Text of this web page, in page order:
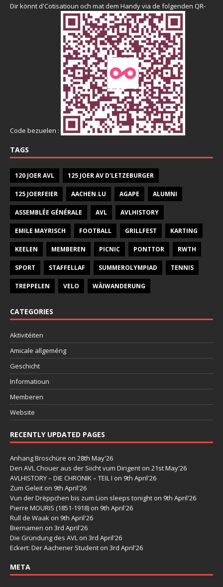
Dir könnt d'Cotisatioun och mat dem Handy via de folgenden QR-
Code bezuelen :
TAGS
120 JOER AVL 125 JOER AV D'LETZEBURGER
125 JOERFEIER AACHEN.LU AGAPE ALUMNI
ASSEMBLÉE GÉNÉRALE AVL AVLHISTORY
EMILE MAYRISCH FOOTBALL GRILLFEST KARTING
KEELEN MEMBEREN PICNIC PONTTOR RWTH
SPORT STAFFELLAF SUMMEROLYMPIAD TENNIS
TREPPELEN VELO WÄIWANDERUNG
CATEGORIES
Aktivitéiten
Amicale allgeméng
Geschicht
Informatioun
Memberen
Website
RECENTLY UPDATED PAGES
Anhang Broschüre on 28th May'26
Den AVL Chouer aus der Siicht vum Dirigent on 21st May'26
AVLHISTORY – DIE CHRONIK – TEIL I on 9th April'26
Zum Geleit on 9th April'26
Vun der Drëppchen bis zum Lion sleeps tonight on 9th April'26
Pierre MOURIS (1851-1918) on 9th April'26
Rull de Waak on 9th April'26
Biernamen on 3rd April'26
Die Gründung des AVL on 3rd April'26
Eckert: Der Aachener Student on 3rd April'26
META